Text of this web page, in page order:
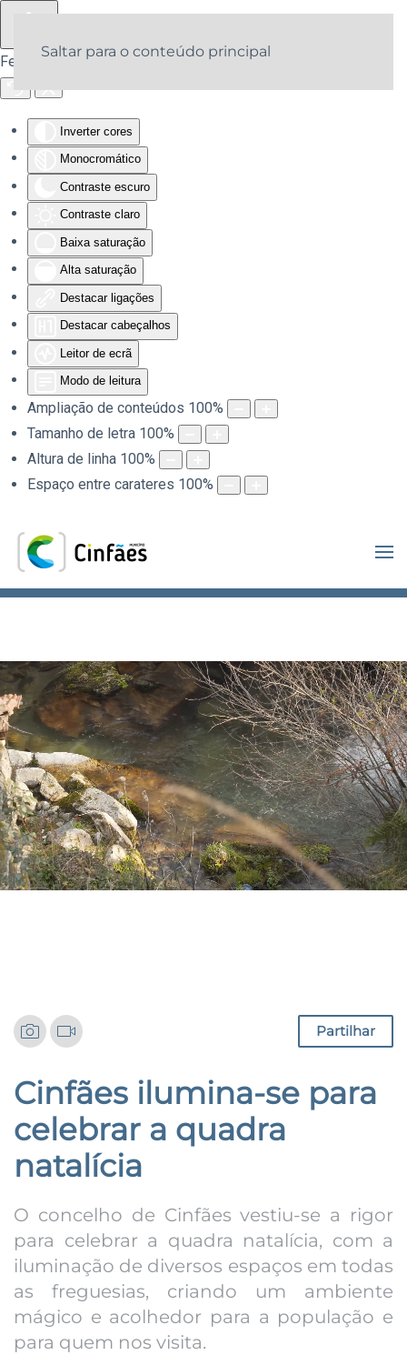
Ferramentas de acessibilidade
Inverter cores
Monocromático
Contraste escuro
Contraste claro
Baixa saturação
Alta saturação
Destacar ligações
Destacar cabeçalhos
Leitor de ecrã
Modo de leitura
Ampliação de conteúdos 100%
Tamanho de letra 100%
Altura de linha 100%
Espaço entre carateres 100%
Saltar para o conteúdo principal
.
Partilhar
Cinfães ilumina-se para
celebrar a quadra
natalícia
O concelho de Cinfães vestiu-se a rigor
para celebrar a quadra natalícia, com a
iluminação de diversos espaços em todas
as freguesias, criando um ambiente
mágico e acolhedor para a população e
para quem nos visita.